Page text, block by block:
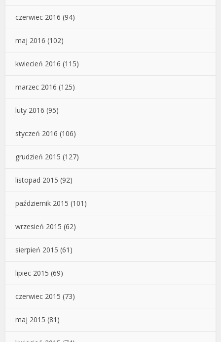
czerwiec 2016 (94)
maj 2016 (102)
kwiecień 2016 (115)
marzec 2016 (125)
luty 2016 (95)
styczeń 2016 (106)
grudzień 2015 (127)
listopad 2015 (92)
październik 2015 (101)
wrzesień 2015 (62)
sierpień 2015 (61)
lipiec 2015 (69)
czerwiec 2015 (73)
maj 2015 (81)